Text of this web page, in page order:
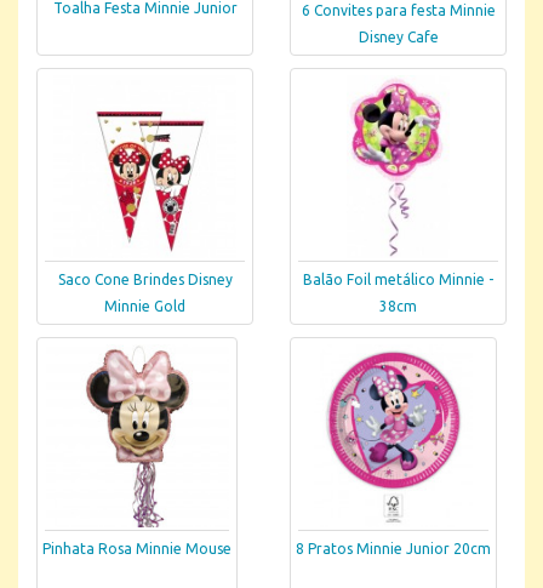
Toalha Festa Minnie Junior
6 Convites para festa Minnie
Disney Cafe
Saco Cone Brindes Disney
Minnie Gold
Balão Foil metálico Minnie -
38cm
Pinhata Rosa Minnie Mouse 8 Pratos Minnie Junior 20cm